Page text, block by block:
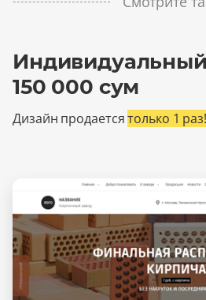
150 000 сум
Дизайн продаетсятолько 1 раз!